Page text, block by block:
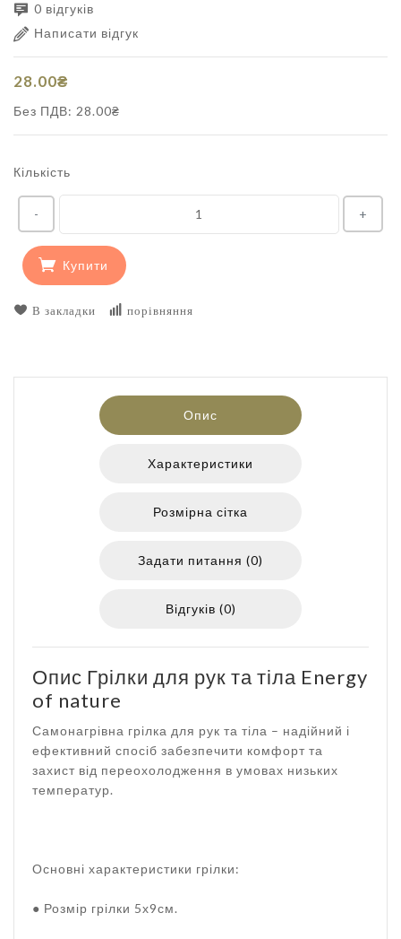
0 відгуків
Написати відгук
28.00₴
Без ПДВ: 28.00₴
Кількість
- +
Купити
В закладки порівняння
Опис
Характеристики
Розмірна сітка
Задати питання (0)
Відгуків (0)
Опис Грілки для рук та тіла Energy
of nature
Самонагрівна грілка для рук та тіла – надійний і
ефективний спосіб забезпечити комфорт та
захист від переохолодження в умовах низьких
температур.
Основні характеристики грілки:
● Розмір грілки 5х9см.